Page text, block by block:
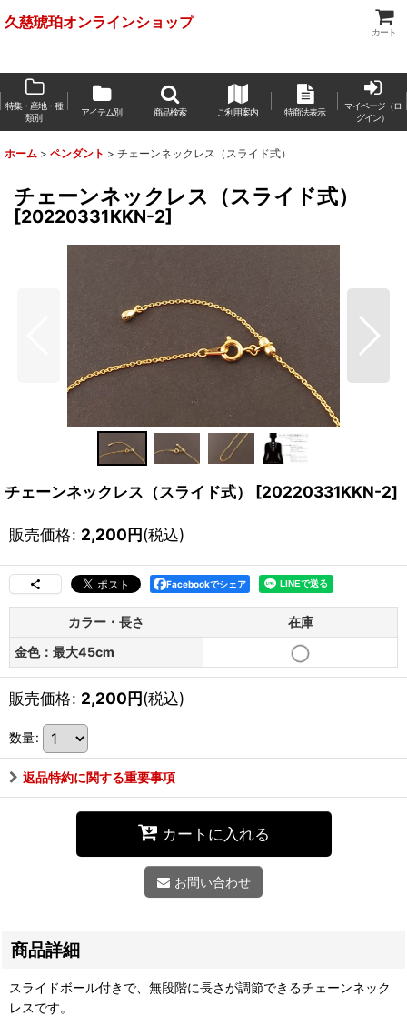
久慈琥珀オンラインショップ
カート
特集・産地・種
類別
アイテム別 商品検索 ご利用案内 特商法表示
マイページ（ロ
グイン）
ホーム > ペンダント > チェーンネックレス（スライド式）
チェーンネックレス（スライド式）
[20220331KKN-2]
チェーンネックレス（スライド式） [20220331KKN-2]
販売価格: 2,200円(税込)
Facebookでシェア
カラー・長さ
在庫
金色：最大45cm
販売価格: 2,200円(税込)
数量:
返品特約に関する重要事項
カートに入れる
お問い合わせ
商品詳細
スライドボール付きで、無段階に長さが調節できるチェーンネック
レスです。